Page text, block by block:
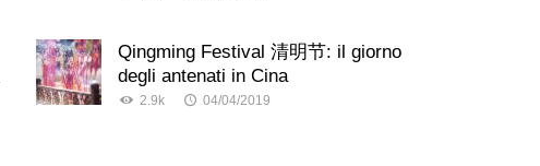
Qingming Festival 清明节: il giorno
degli antenati in Cina
2.9k 04/04/2019